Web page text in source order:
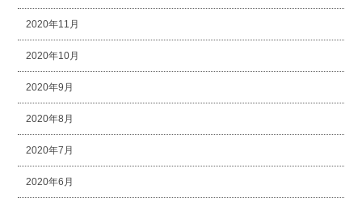
2020年11月
2020年10月
2020年9月
2020年8月
2020年7月
2020年6月